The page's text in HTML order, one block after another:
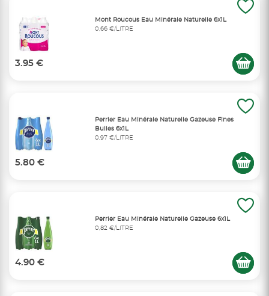
Mont Roucous Eau Minérale Naturelle 6x1L
0,66 €/LITRE
3.95 €
Perrier Eau Minérale Naturelle Gazeuse Fines
Bulles 6x1L
0,97 €/LITRE
5.80 €
Perrier Eau Minérale Naturelle Gazeuse 6x1L
0,82 €/LITRE
4.90 €